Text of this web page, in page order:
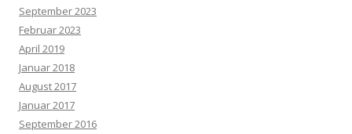
September 2023
Februar 2023
April 2019
Januar 2018
August 2017
Januar 2017
September 2016